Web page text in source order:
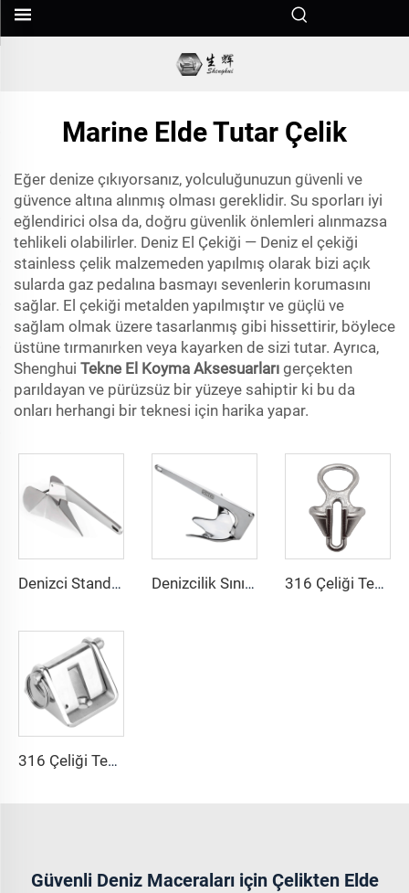
Marine Elde Tutar Çelik
Eğer denize çıkıyorsanız, yolculuğunuzun güvenli ve
güvence altına alınmış olması gereklidir. Su sporları iyi
eğlendirici olsa da, doğru güvenlik önlemleri alınmazsa
tehlikeli olabilirler. Deniz El Çekiği — Deniz el çekiği
stainless çelik malzemeden yapılmış olarak bizi açık
sularda gaz pedalına basmayı sevenlerin korumasını
sağlar. El çekiği metalden yapılmıştır ve güçlü ve
sağlam olmak üzere tasarlanmış gibi hissettirir, böylece
üstüne tırmanırken veya kayarken de sizi tutar. Ayrıca,
Shenghui Tekne El Koyma Aksesuarları gerçekten
parıldayan ve pürüzsüz bir yüzeye sahiptir ki bu da
onları herhangi bir teknesi için harika yapar.
Denizci Standartı 316 Çelikli Bot Delta Stili Yerleşim Ankörü Denizcilik Sınıfı 316 Çeliği Bruce Stili Pençe Tekne Yığma Ankeri 316 Çeliği Tekne Anker Zinciri Durdurucu
316 Çeliği Tekne Anker Zinciri Durma Kilidi
Güvenli Deniz Maceraları için Çelikten Elde